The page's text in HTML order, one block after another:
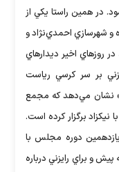
در همين راستا يكي از
و شهرسازي احمدي‌نژاد و
ستاد انتخاباتي رييسي در انتخابات 96، در روزهاي اخير ديدارهاي
بر سر كرسي رياست
نشان مي‌دهد كه مجمع
نيكزاد برگزار كرده است.
دوره مجلس با
گفت كه «اين ديدار حدود 2 هفته پيش و براي رايزني درباره